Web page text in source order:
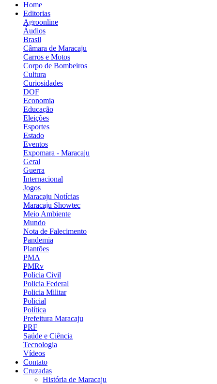
Home
Editorias
Agroonline
Áudios
Brasil
Câmara de Maracaju
Carros e Motos
Corpo de Bombeiros
Cultura
Curiosidades
DOF
Economia
Educação
Eleições
Esportes
Estado
Eventos
Expomara - Maracaju
Geral
Guerra
Internacional
Jogos
Maracaju Notícias
Maracaju Showtec
Meio Ambiente
Mundo
Nota de Falecimento
Pandemia
Plantões
PMA
PMRv
Policia Civil
Policia Federal
Policia Militar
Policial
Política
Prefeitura Maracaju
PRF
Saúde e Ciência
Tecnologia
Vídeos
Contato
Cruzadas
História de Maracaju